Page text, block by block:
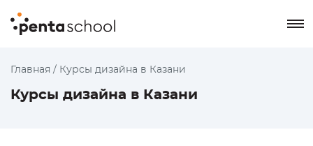
8 800 550-76-72
Заказать звонок
Главная / Курсы дизайна в Казани
Курсы дизайна в Казани